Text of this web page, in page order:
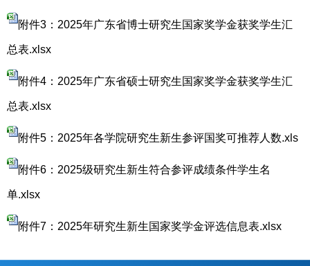
附件3：2025年广东省博士研究生国家奖学金获奖学生汇
总表.xlsx
附件4：2025年广东省硕士研究生国家奖学金获奖学生汇
总表.xlsx
附件5：2025年各学院研究生新生参评国奖可推荐人数.xls
附件6：2025级研究生新生符合参评成绩条件学生名
单.xlsx
附件7：2025年研究生新生国家奖学金评选信息表.xlsx